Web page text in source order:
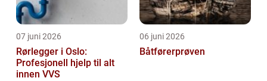
07 juni 2026
Rørlegger i Oslo:
Profesjonell hjelp til alt
innen VVS
06 juni 2026
Båtførerprøven